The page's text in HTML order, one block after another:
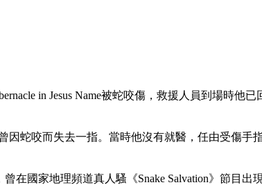
in Jesus Name被蛇咬傷，救援人員到場時他
蛇咬而失去一指。當時他沒有就醫，任由受傷手
在國家地理頻道真人騷《Snake Salvation》節目出現